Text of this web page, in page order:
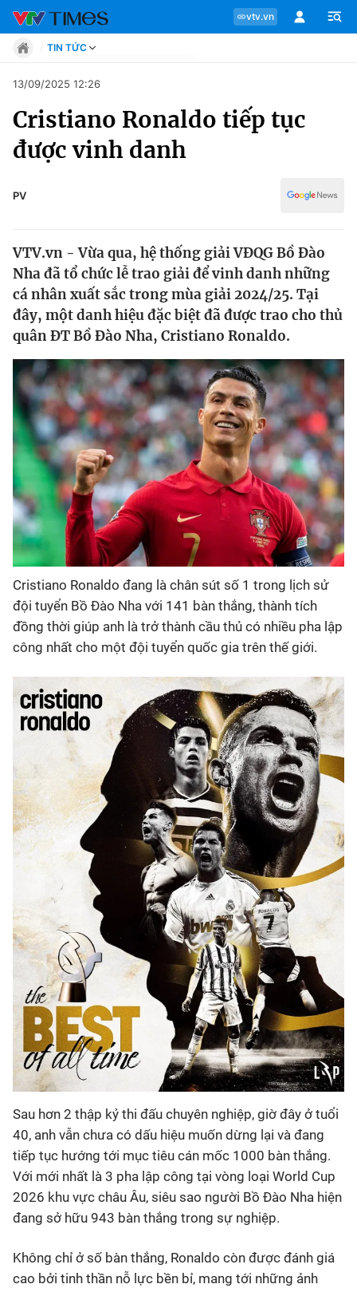
vtv.vn
Chuyên mục
Tin tức
Phong cách
Chân dung
Sự kiện
Bóng đá
Thể thao Điện tử
Các môn khác
VIDEO
Bên lề
TIN TỨC
Move
Phong cách
Sự kiện
Bên lề
13/09/2025 12:26
Cristiano Ronaldo tiếp tục
được vinh danh
PV
VTV.vn - Vừa qua, hệ thống giải VĐQG Bồ Đào
Nha đã tổ chức lễ trao giải để vinh danh những
cá nhân xuất sắc trong mùa giải 2024/25. Tại
đây, một danh hiệu đặc biệt đã được trao cho thủ
quân ĐT Bồ Đào Nha, Cristiano Ronaldo.
Cristiano Ronaldo đang là chân sút số 1 trong lịch sử
đội tuyển Bồ Đào Nha với 141 bàn thắng, thành tích
đồng thời giúp anh là trở thành cầu thủ có nhiều pha lập
công nhất cho một đội tuyển quốc gia trên thế giới.
Sau hơn 2 thập kỷ thi đấu chuyên nghiệp, giờ đây ở tuổi
40, anh vẫn chưa có dấu hiệu muốn dừng lại và đang
tiếp tục hướng tới mục tiêu cán mốc 1000 bàn thắng.
Với mới nhất là 3 pha lập công tại vòng loại World Cup
2026 khu vực châu Âu, siêu sao người Bồ Đào Nha hiện
đang sở hữu 943 bàn thắng trong sự nghiệp.
Không chỉ ở số bàn thắng, Ronaldo còn được đánh giá
cao bởi tinh thần nỗ lực bền bỉ, mang tới những ảnh